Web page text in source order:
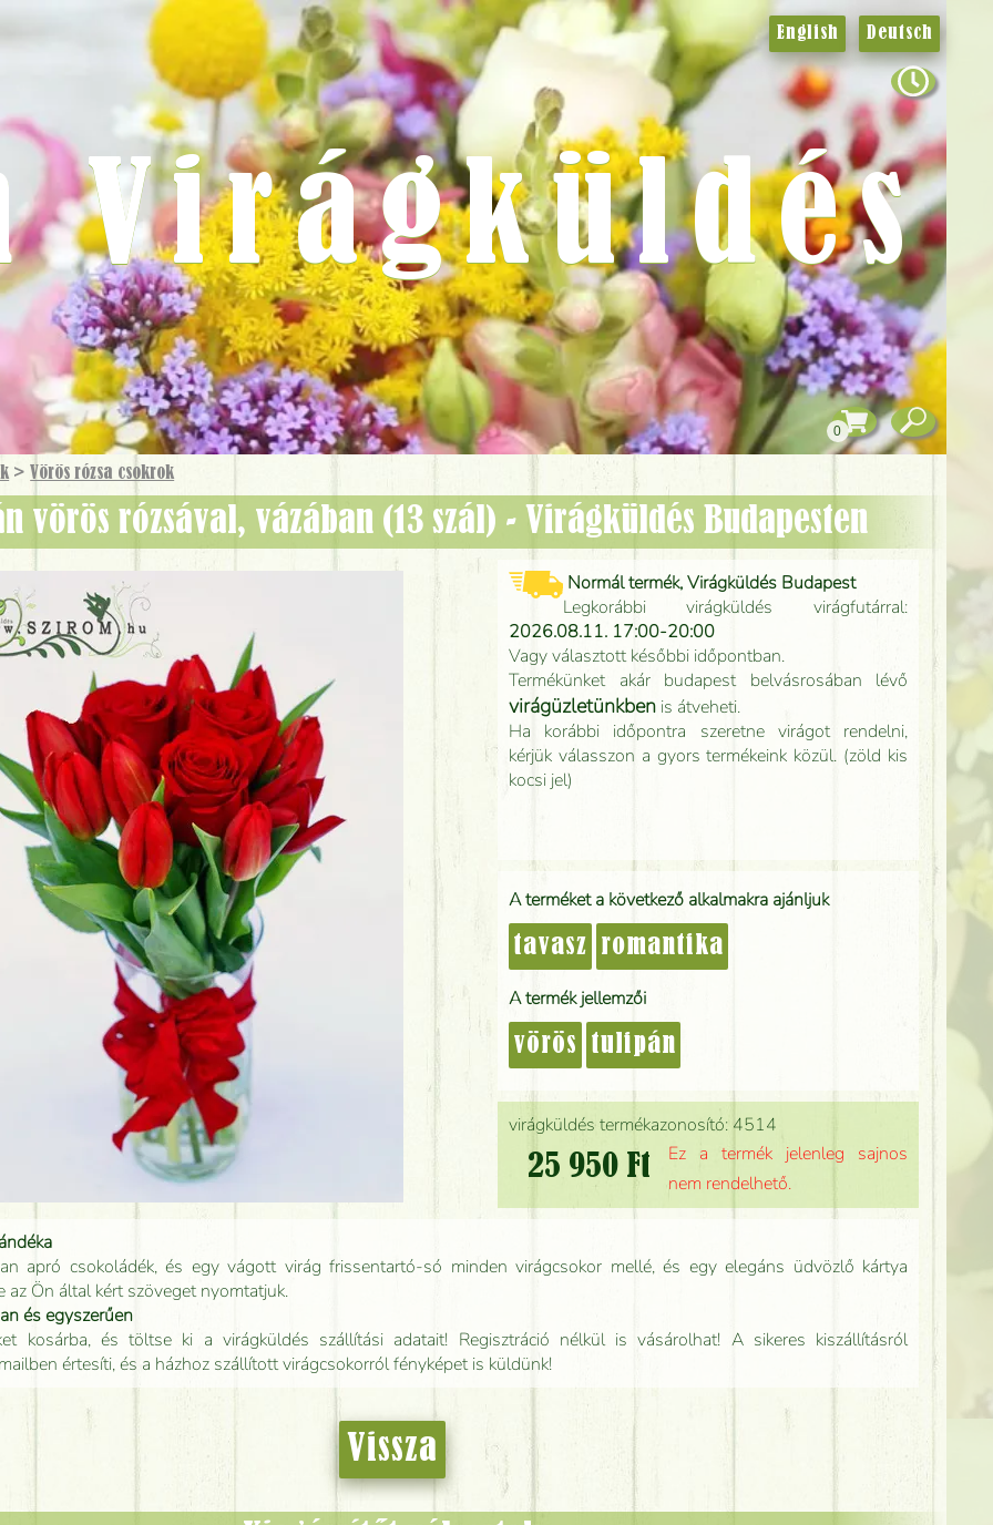
> Vörös rózsa csokrok
vörös rózsával, vázában (13 szál) - Virágküldés Budapesten
virágküldés termékazonosító: 4514
25 950 Ft
Ez a termék jelenleg sajnos
nem rendelhető.
Normál termék, Virágküldés Budapest
Legkorábbi virágküldés virágfutárral:
2026.08.11. 17:00-20:00
Vagy választott későbbi időpontban.
Termékünket akár budapest belvásrosában lévő
virágüzletünkben is átveheti.
Ha korábbi időpontra szeretne virágot rendelni,
kérjük válasszon a gyors termékeink közül. (zöld kis
kocsi jel)
A terméket a következő alkalmakra ajánljuk
tavasz romantika
A termék jellemzői
vörös tulipán
apró csokoládék, és egy vágott virág frissentartó-só minden virágcsokor mellé, és egy elegáns üdvözlő kártya
az Ön által kért szöveget nyomtatjuk.
és egyszerűen
kosárba, és töltse ki a virágküldés szállítási adatait! Regisztráció nélkül is vásárolhat! A sikeres kiszállításról
értesíti, és a házhoz szállított virágcsokorról fényképet is küldünk!
Vissza
English Deutsch
Virágküldés
0